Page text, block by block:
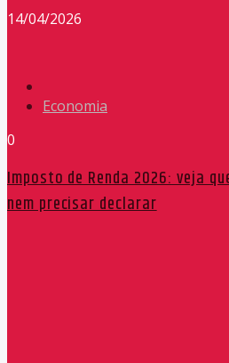
14/04/2026
Economia
0
Imposto de Renda 2026: veja
nem precisar declarar